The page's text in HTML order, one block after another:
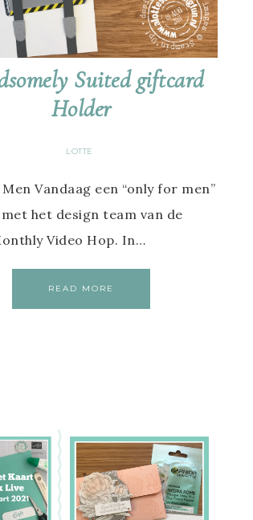
Suited giftcard
Holder
LOTTE
Vandaag een “only for men”
het design team van de
Video Hop. In…
READ MORE